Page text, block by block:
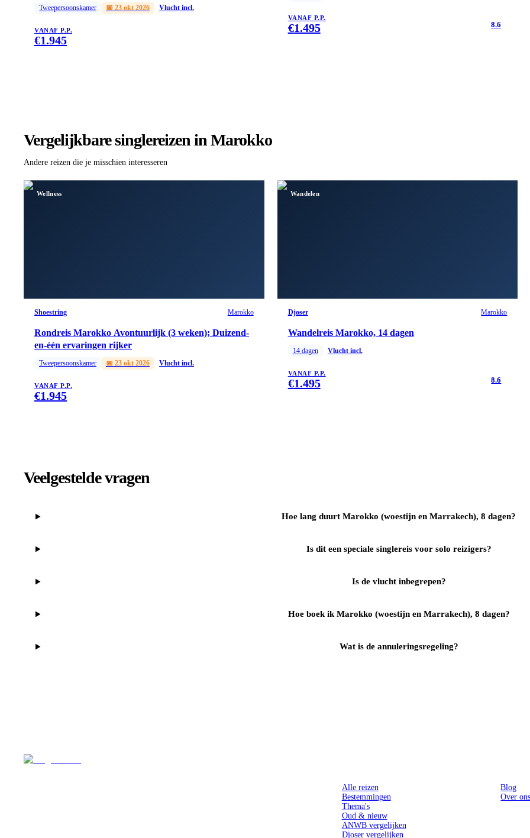
Tweepersoonskamer 📅 23 okt 2026 Vlucht incl.
VANAF P.P.
€1.945
VANAF P.P.
€1.495 8.6
Vergelijkbare singlereizen in Marokko
Andere reizen die je misschien interesseren
Wellness
Shoestring Marokko
Rondreis Marokko Avontuurlijk (3 weken); Duizend-
en-één ervaringen rijker
Tweepersoonskamer 📅 23 okt 2026 Vlucht incl.
VANAF P.P.
€1.945
Wandelen
Djoser Marokko
Wandelreis Marokko, 14 dagen
14dagen Vlucht incl.
VANAF P.P.
€1.495 8.6
Veelgestelde vragen
Hoe lang duurt Marokko (woestijn en Marrakech), 8 dagen?
Is dit een speciale singlereis voor solo reizigers?
Is de vlucht inbegrepen?
Hoe boek ik Marokko (woestijn en Marrakech), 8 dagen?
Wat is de annuleringsregeling?
Alle reizen
Bestemmingen
Thema's
Oud & nieuw
ANWB vergelijken
Djoser vergelijken
Blog
Over ons